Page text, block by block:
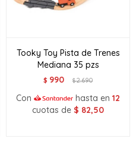
Tooky Toy Pista de Trenes
Mediana 35 pzs
$ 990 $2.690
Con hasta en 12
cuotas de $ 82,50